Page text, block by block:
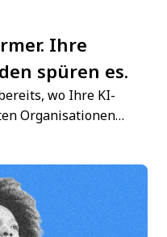
Ihre
spüren es.
wo Ihre KI-
Organisationen…